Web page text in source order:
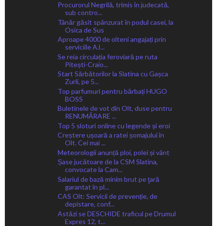
Procurorul Negrilă, trimis în judecată,
sub contro...
Tânăr găsit spânzurat în podul casei, la
Osica de Sus
Aproape 4000 de olteni angajați prin
serviciile AJ...
Se reia circulația feroviară pe ruta
Pitești-Craio...
Start Sărbătorilor la Slatina cu Gașca
Zurli, pe 5...
Top parfumuri pentru bărbați HUGO
BOSS
Buletinele de vot din Olt, duse pentru
RENUMĂRARE ...
Top 5 sloturi online cu legende și eroi
Creștere ușoară a ratei șomajului în
Olt. Cei mai ...
Meteorologii anunță ploi, polei și vânt
Șase jucătoare de la CSM Slatina,
convocate la Cam...
Salariul de bază minim brut pe ţară
garantat în pl...
CAS Olt: Servicii de prevenție, de
depistare, conf...
Astăzi se DESCHIDE traficul pe Drumul
Expres 12, t...